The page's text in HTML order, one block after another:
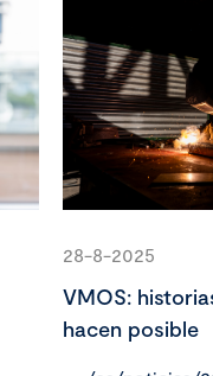
28-8-2025
VMOS:
hacen posible